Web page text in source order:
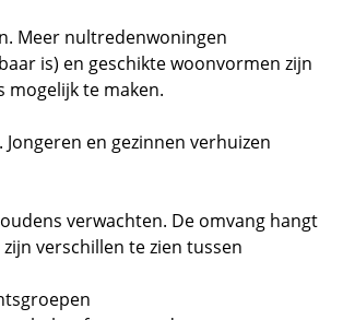
Meer nultredenwoningen
is) en geschikte woonvormen zijn
te maken.
en gezinnen verhuizen
verwachten. De omvang hangt
verschillen te zien tussen